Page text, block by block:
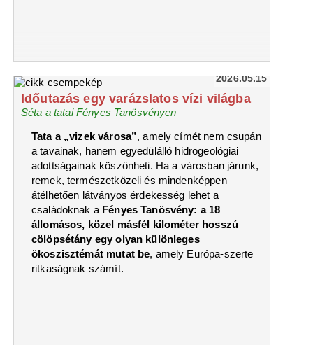
2026.05.15
Időutazás egy varázslatos vízi világba
Séta a tatai Fényes Tanösvényen
Tata a „vizek városa”, amely címét nem csupán
a tavainak, hanem egyedülálló hidrogeológiai
adottságainak köszönheti. Ha a városban járunk,
remek, természetközeli és mindenképpen
átélhetően látványos érdekesség lehet a
családoknak a Fényes Tanösvény: a 18
állomásos, közel másfél kilométer hosszú
cölöpsétány egy olyan különleges
ökoszisztémát mutat be, amely Európa-szerte
ritkaságnak számít.